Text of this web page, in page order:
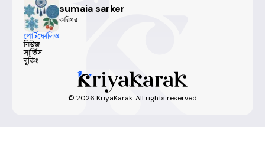
sumaia sarker
কারিগর
পোর্টফোলিও
নিউজ
সার্ভিস
বুকিং
© 2026 KriyaKarak. All rights reserved